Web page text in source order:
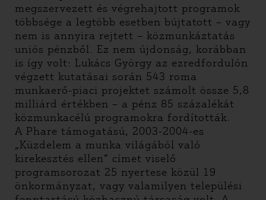
megszervezett és végrehajtott programok
többsége a legtöbb esetben bújtatott – vagy
nem is annyira rejtett – közmunkáztatás
uniós pénzből. Ez nem újdonság, korábban
is így volt: Lukács György az ezredfordulón
végzett kutatásai során 543 roma
munkaerő-piaci projektet számolt össze 5,8
milliárd értékben – a pénz 85 százalékát
közmunkacélú programokra fordították.
A Phare támogatású, 2003-2004-es
„Küzdelem a munka világából való
kirekesztés ellen” címet viselő
programsorozat 25 nyertese közül 19
önkormányzat, vagy valamilyen települési